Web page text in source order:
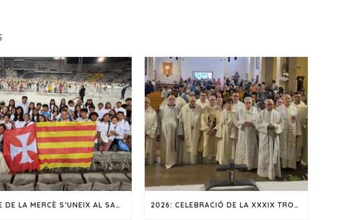
L’ORDE DE LA MERCÈ S’UNEIX AL SANT PARE EN UNA VIGÍLIA DE FE I ESPERANÇA A BARCELONA 2026: CELEBRACIÓ DE LA XXXIX TROBADA DE SEGLARS MERCEDARIS A CASTELLÓ